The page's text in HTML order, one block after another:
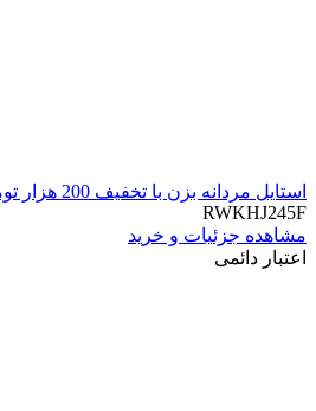
استایل مردانه بزن با تخفیف 200 هزار تومانی دیجی استایل
RWKHJ245F
مشاهده جزئیات و خرید
اعتبار دائمی